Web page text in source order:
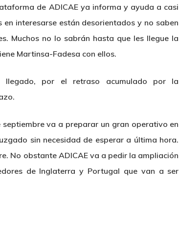
de ADICAE ya informa y ayuda a casi
interesarse están desorientados y no saben
Muchos no lo sabrán hasta que les llegue la
Martinsa-Fadesa con ellos.
llegado, por el retraso acumulado por la
va a preparar un gran operativo en
sin necesidad de esperar a última hora.
No obstante ADICAE va a pedir la ampliación
de Inglaterra y Portugal que van a ser